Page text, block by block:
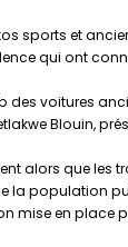
sports et
qui ont
voitures
Blouin,
alors que les
la population
en place